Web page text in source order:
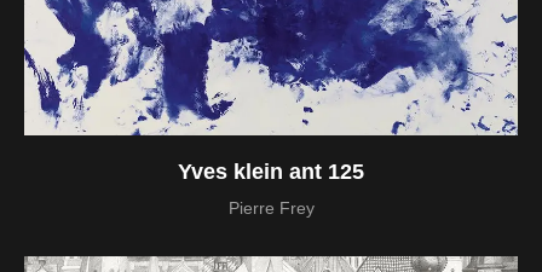
Yves klein ant 125
Pierre Frey